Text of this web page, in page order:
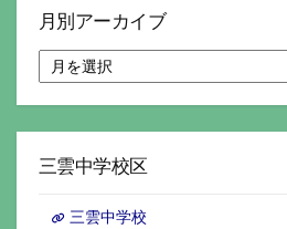
月別アーカイブ
別
ア
イ
三雲中学校区
三雲中学校